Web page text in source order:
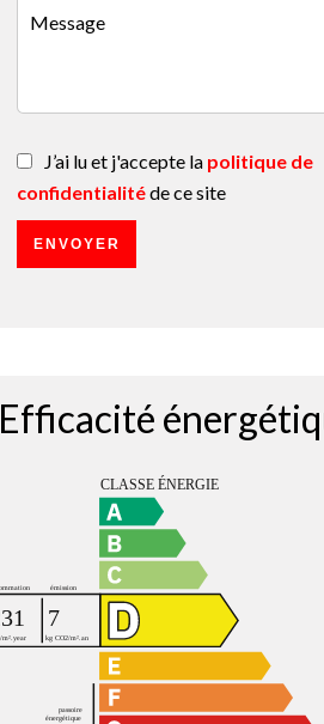
J’ai lu et j'accepte la politique de
confidentialitéde ce site
ENVOYER
Efficacité